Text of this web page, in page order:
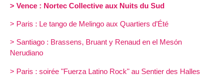
> Vence : Nortec Collective aux Nuits du Sud
> Paris : Le tango de Melingo aux Quartiers d’Été
> Santiago : Brassens, Bruant y Renaud en el Mesón
Nerudiano
> Paris : soirée "Fuerza Latino Rock" au Sentier des Halles